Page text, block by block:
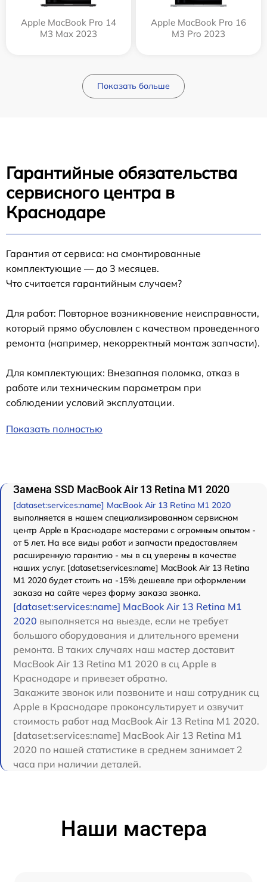
Apple MacBook Pro 14
M3 Max 2023
Apple MacBook Pro 16
M3 Pro 2023
Показать больше
Гарантийные обязательства
сервисного центра в
Краснодаре
Гарантия от сервиса: на смонтированные
комплектующие — до 3 месяцев.
Что считается гарантийным случаем?
Для работ: Повторное возникновение неисправности,
который прямо обусловлен с качеством проведенного
ремонта (например, некорректный монтаж запчасти).
Для комплектующих: Внезапная поломка, отказ в
работе или техническим параметрам при
соблюдении условий эксплуатации.
Показать полностью
Замена SSD MacBook Air 13 Retina M1 2020
[dataset:services:name] MacBook Air 13 Retina M1 2020
выполняется в нашем специализированном сервисном
центр Apple в Краснодаре мастерами с огромным опытом -
от 5 лет. На все виды работ и запчасти предоставляем
расширенную гарантию - мы в сц уверены в качестве
наших услуг. [dataset:services:name] MacBook Air 13 Retina
M1 2020 будет стоить на -15% дешевле при оформлении
заказа на сайте через форму заказа звонка.
[dataset:services:name] MacBook Air 13 Retina M1
2020 выполняется на выезде, если не требует
большого оборудования и длительного времени
ремонта. В таких случаях наш мастер доставит
MacBook Air 13 Retina M1 2020 в сц Apple в
Краснодаре и привезет обратно.
Закажите звонок или позвоните и наш сотрудник сц
Apple в Краснодаре проконсультирует и озвучит
стоимость работ над MacBook Air 13 Retina M1 2020.
[dataset:services:name] MacBook Air 13 Retina M1
2020 по нашей статистике в среднем занимает 2
часа при наличии деталей.
Наши мастера